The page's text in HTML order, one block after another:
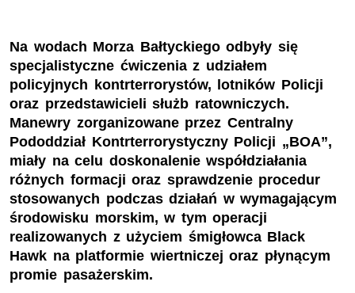
Na wodach Morza Bałtyckiego odbyły się
specjalistyczne ćwiczenia z udziałem
policyjnych kontrterrorystów, lotników Policji
oraz przedstawicieli służb ratowniczych.
Manewry zorganizowane przez Centralny
Pododdział Kontrterrorystyczny Policji „BOA”,
miały na celu doskonalenie współdziałania
różnych formacji oraz sprawdzenie procedur
stosowanych podczas działań w wymagającym
środowisku morskim, w tym operacji
realizowanych z użyciem śmigłowca Black
Hawk na platformie wiertniczej oraz płynącym
promie pasażerskim.